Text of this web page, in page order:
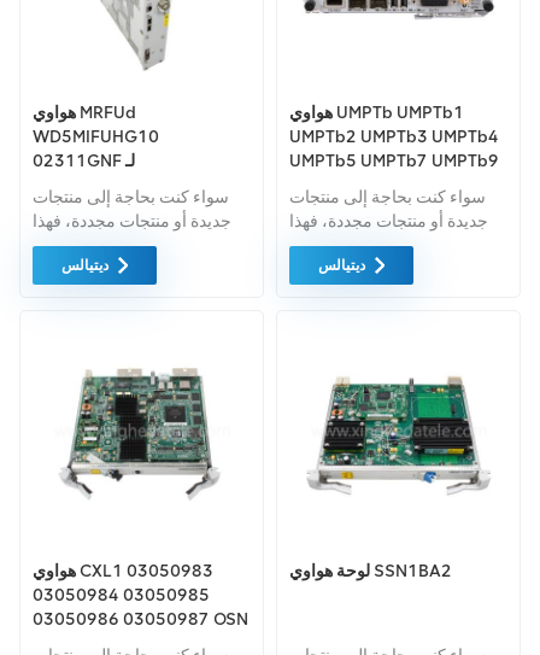
هواوي MRFUd
WD5MIFUHG10
02311GNF لـ
BTS3900/BTS5900
سواء كنت بحاجة إلى منتجات
جديدة أو منتجات مجددة، فهذا
أمر شامل الضمان كمعيار. نحن
فقط نشتري معدات السوق
توفير كل هذه بأفضل الأسعار
ديتيالس
هواوي UMPTb UMPTb1
UMPTb2 UMPTb3 UMPTb4
UMPTb5 UMPTb7 UMPTb9
BBU3900 3910
سواء كنت بحاجة إلى منتجات
جديدة أو منتجات مجددة، فهذا
أمر شامل الضمان كمعيار. نحن
فقط نشتري معدات السوق
توفير كل هذه بأفضل الأسعار
ديتيالس
هواوي CXL1 03050983
03050984 03050985
03050986 03050987 OSN
2500 SSQ1CXL110
لوحة هواوي SSN1BA2